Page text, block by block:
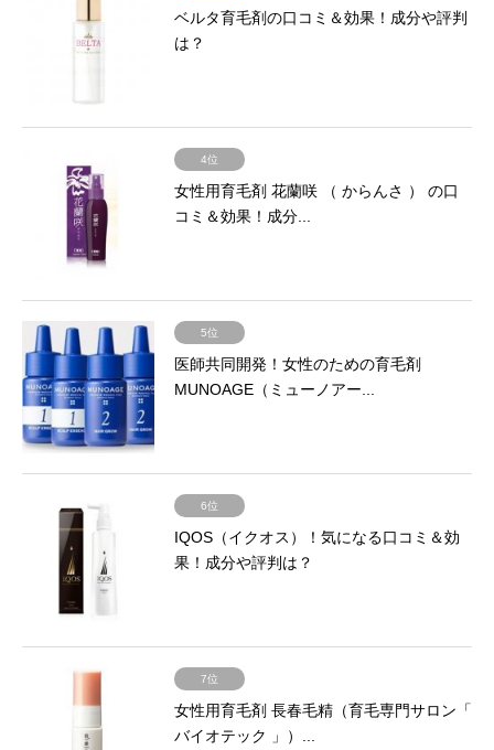
ベルタ育毛剤の口コミ＆効果！成分や評判
は？
4位
女性用育毛剤 花蘭咲 （ からんさ ） の口
コミ＆効果！成分...
5位
医師共同開発！女性のための育毛剤
MUNOAGE（ミューノアー...
6位
IQOS（イクオス）！気になる口コミ＆効
果！成分や評判は？
7位
女性用育毛剤 長春毛精（育毛専門サロン「
バイオテック 」）...